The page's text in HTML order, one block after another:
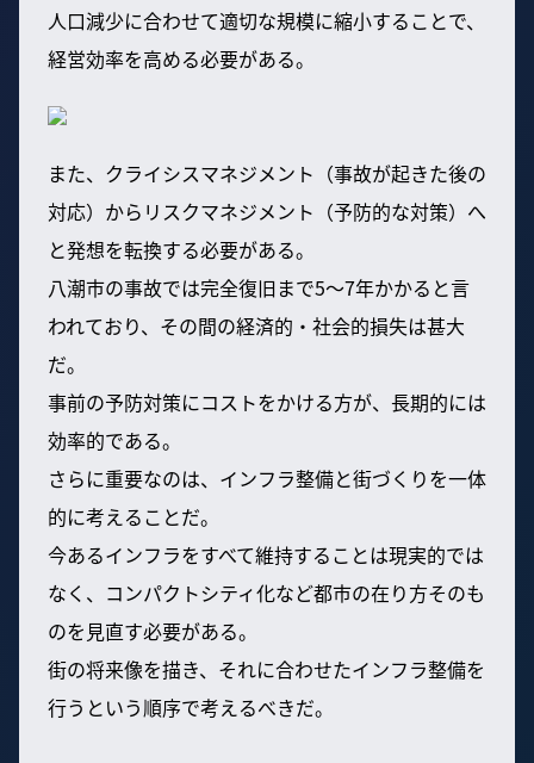
人口減少に合わせて適切な規模に縮小することで、
経営効率を高める必要がある。
また、クライシスマネジメント（事故が起きた後の
対応）からリスクマネジメント（予防的な対策）へ
と発想を転換する必要がある。
八潮市の事故では完全復旧まで5〜7年かかると言
われており、その間の経済的・社会的損失は甚大
だ。
事前の予防対策にコストをかける方が、長期的には
効率的である。
さらに重要なのは、インフラ整備と街づくりを一体
的に考えることだ。
今あるインフラをすべて維持することは現実的では
なく、コンパクトシティ化など都市の在り方そのも
のを見直す必要がある。
街の将来像を描き、それに合わせたインフラ整備を
行うという順序で考えるべきだ。